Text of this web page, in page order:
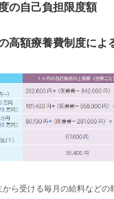
の自己負担限度額
高額療養費制度によ
ら受ける毎月の給料などの